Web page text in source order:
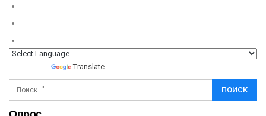
Translate